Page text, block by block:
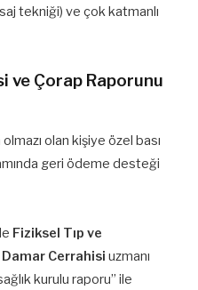
tekniği) ve çok katmanlı
ve Çorap Raporunu
olan kişiye özel bası
geri ödeme desteği
Fiziksel Tıp ve
Damar Cerrahisi uzmanı
kurulu raporu” ile